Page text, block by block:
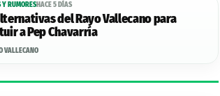
Y RUMORESHACE 5 DÍAS
del Rayo Vallecano para
a Pep Chavarría
VALLECANO